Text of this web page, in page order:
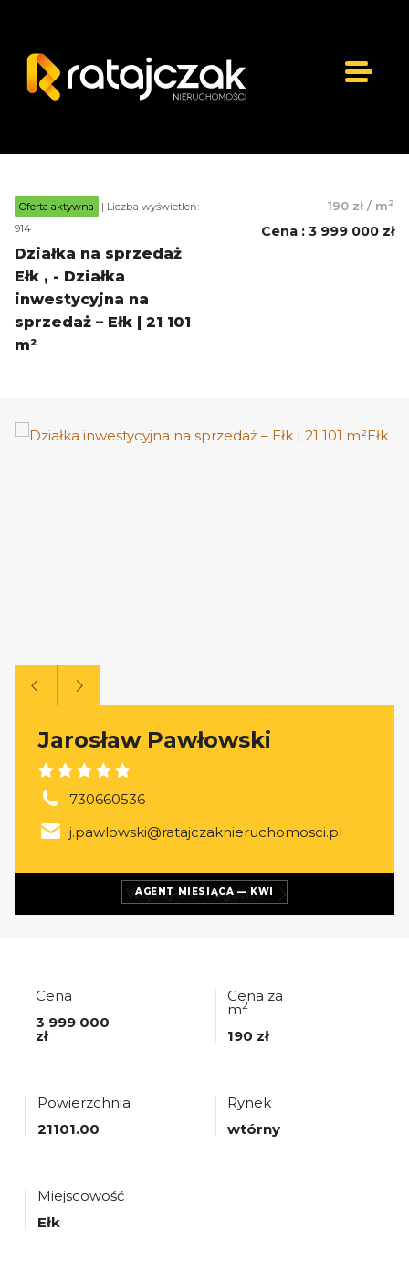
Oferta aktywna
| Liczba wyświetleń:
914
Działka na sprzedaż
Ełk , - Działka
inwestycyjna na
sprzedaż – Ełk | 21 101
m²
190 zł / m2
Cena : 3 999 000 zł
AGENT MIESIĄCA — KWI
Jarosław Pawłowski
730660536
j.pawlowski@ratajczaknieruchomosci.pl
Więcej ofertagenta
Cena
3 999 000
zł
Cena za
m2
190 zł
Powierzchnia
21101.00
Rynek
wtórny
Miejscowość
Ełk